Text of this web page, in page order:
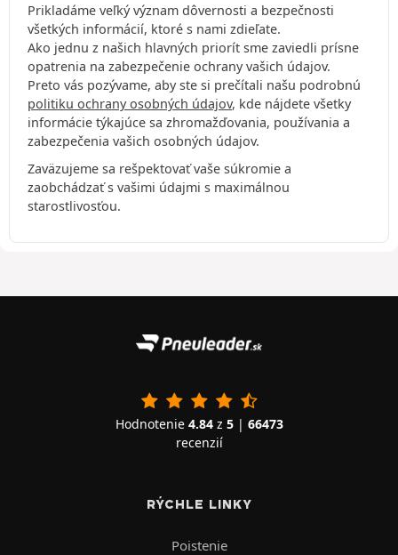
Prikladáme veľký význam dôvernosti a bezpečnosti
všetkých informácií, ktoré s nami zdieľate.
Ako jednu z našich hlavných priorít sme zaviedli prísne
opatrenia na zabezpečenie ochrany vašich údajov.
Preto vás pozývame, aby ste si prečítali našu podrobnú
politiku ochrany osobných údajov, kde nájdete všetky
informácie týkajúce sa zhromažďovania, používania a
zabezpečenia vašich osobných údajov.
Zaväzujeme sa rešpektovať vaše súkromie a
zaobchádzať s vašimi údajmi s maximálnou
starostlivosťou.
Hodnotenie 4.84z 5| 66473
recenzií
RÝCHLE LINKY
Poistenie